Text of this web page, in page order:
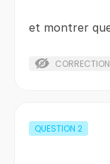
et montrer
CORRECTION
QUESTION 2